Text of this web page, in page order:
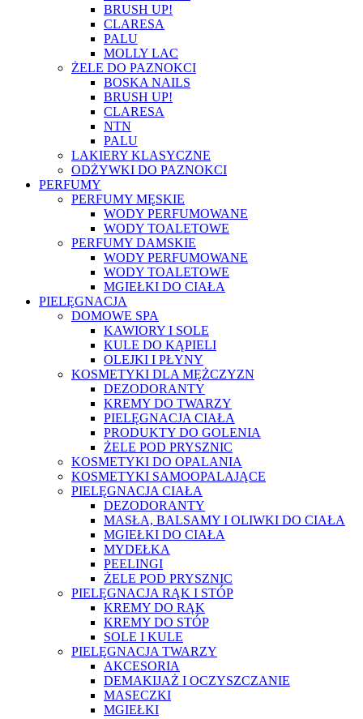
BRUSH UP!
CLARESA
PALU
MOLLY LAC
ŻELE DO PAZNOKCI
BOSKA NAILS
BRUSH UP!
CLARESA
NTN
PALU
LAKIERY KLASYCZNE
ODŻYWKI DO PAZNOKCI
PERFUMY
PERFUMY MĘSKIE
WODY PERFUMOWANE
WODY TOALETOWE
PERFUMY DAMSKIE
WODY PERFUMOWANE
WODY TOALETOWE
MGIEŁKI DO CIAŁA
PIELĘGNACJA
DOMOWE SPA
KAWIORY I SOLE
KULE DO KĄPIELI
OLEJKI I PŁYNY
KOSMETYKI DLA MĘŻCZYZN
DEZODORANTY
KREMY DO TWARZY
PIELĘGNACJA CIAŁA
PRODUKTY DO GOLENIA
ŻELE POD PRYSZNIC
KOSMETYKI DO OPALANIA
KOSMETYKI SAMOOPALAJĄCE
PIELĘGNACJA CIAŁA
DEZODORANTY
MASŁA, BALSAMY I OLIWKI DO CIAŁA
MGIEŁKI DO CIAŁA
MYDEŁKA
PEELINGI
ŻELE POD PRYSZNIC
PIELĘGNACJA RĄK I STÓP
KREMY DO RĄK
KREMY DO STÓP
SOLE I KULE
PIELĘGNACJA TWARZY
AKCESORIA
DEMAKIJAŻ I OCZYSZCZANIE
MASECZKI
MGIEŁKI